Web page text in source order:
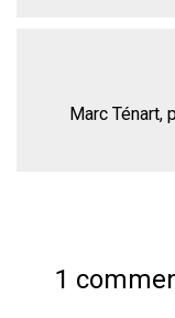
Marc Ténart,
1